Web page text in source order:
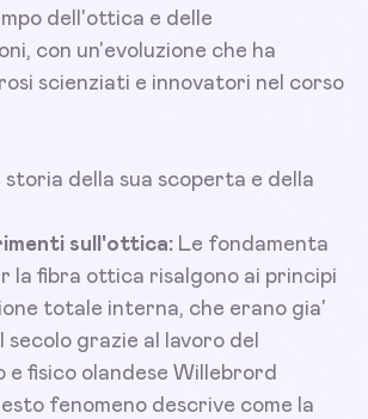
dell'ottica e delle
con un'evoluzione che ha
scienziati e innovatori nel corso
storia della sua scoperta e della
sull'ottica: Le fondamenta
la fibra ottica risalgono ai principi
totale interna, che erano gia'
secolo grazie al lavoro del
e fisico olandese Willebrord
fenomeno descrive come la